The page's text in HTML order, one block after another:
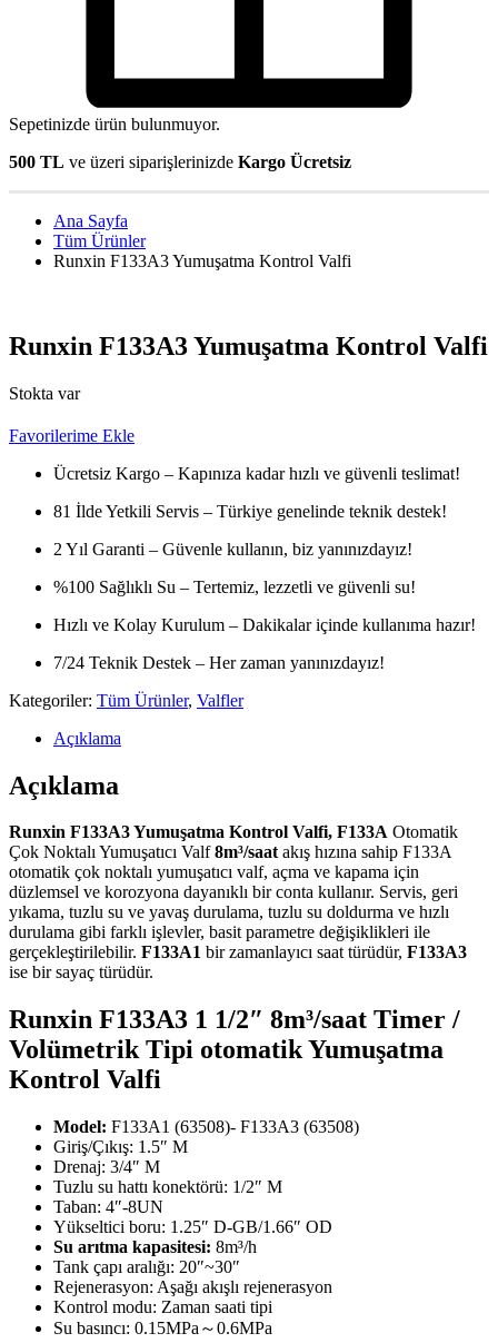
Sepetinizde ürün bulunmuyor.
500 TL ve üzeri siparişlerinizde Kargo Ücretsiz
Ana Sayfa
Tüm Ürünler
Runxin F133A3 Yumuşatma Kontrol Valfi
Runxin F133A3 Yumuşatma Kontrol Valfi
Stokta var
Favorilerime Ekle
Ücretsiz Kargo – Kapınıza kadar hızlı ve güvenli teslimat!
81 İlde Yetkili Servis – Türkiye genelinde teknik destek!
2 Yıl Garanti – Güvenle kullanın, biz yanınızdayız!
%100 Sağlıklı Su – Tertemiz, lezzetli ve güvenli su!
Hızlı ve Kolay Kurulum – Dakikalar içinde kullanıma hazır!
7/24 Teknik Destek – Her zaman yanınızdayız!
Kategoriler: Tüm Ürünler, Valfler
Açıklama
Açıklama
Runxin F133A3 Yumuşatma Kontrol Valfi, F133A Otomatik
Çok Noktalı Yumuşatıcı Valf8m³/saatakış hızına sahip F133A
otomatik çok noktalı yumuşatıcı valf, açma ve kapama için
düzlemsel ve korozyona dayanıklı bir conta kullanır. Servis, geri
yıkama, tuzlu su ve yavaş durulama, tuzlu su doldurma ve hızlı
durulama gibi farklı işlevler, basit parametre değişiklikleri ile
gerçekleştirilebilir. F133A1 bir zamanlayıcı saat türüdür, F133A3
ise bir sayaç türüdür.
Runxin F133A3 1 1/2″ 8m³/saat Timer /
Volümetrik Tipi otomatik Yumuşatma
Kontrol Valfi
Model: F133A1 (63508)- F133A3 (63508)
Giriş/Çıkış: 1.5″ M
Drenaj: 3/4″ M
Tuzlu su hattı konektörü: 1/2″ M
Taban: 4″-8UN
Yükseltici boru: 1.25″ D-GB/1.66″ OD
Su arıtma kapasitesi: 8m³/h
Tank çapı aralığı: 20″~30″
Rejenerasyon: Aşağı akışlı rejenerasyon
Kontrol modu: Zaman saati tipi
Su basıncı: 0.15MPa～0.6MPa